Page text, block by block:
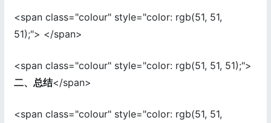
<span class="colour" style="color: rgb(51, 51,
51);"> </span>
<span class="colour" style="color: rgb(51, 51, 51);">
二、总结</span>
<span class="colour" style="color: rgb(51, 51,